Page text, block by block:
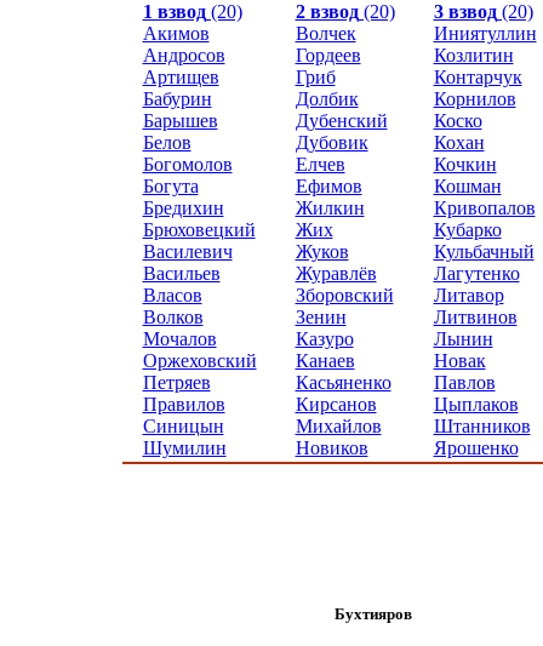
1 взвод(20)
Акимов
Андросов
Артищев
Бабурин
Барышев
Белов
Богомолов
Богута
Бредихин
Брюховецкий
Василевич
Васильев
Власов
Волков
Мочалов
Оржеховский
Петряев
Правилов
Синицын
Шумилин
2 взвод(20)
Волчек
Гордеев
Гриб
Долбик
Дубенский
Дубовик
Елчев
Ефимов
Жилкин
Жих
Жуков
Журавлёв
Зборовский
Зенин
Казуро
Канаев
Касьяненко
Кирсанов
Михайлов
Новиков
3 взвод(20)
Иниятуллин
Козлитин
Контарчук
Корнилов
Коско
Кохан
Кочкин
Кошман
Кривопалов
Кубарко
Кульбачный
Лагутенко
Литавор
Литвинов
Лынин
Новак
Павлов
Цыплаков
Штанников
Ярошенко
Бухтияров